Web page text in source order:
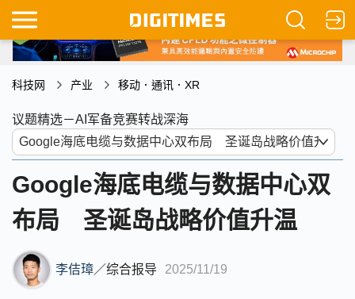
科技网 产业 移动．通讯．XR
议题精选－AI军备竞赛转战深海
Google海底电缆与数据中心双
布局 圣诞岛战略价值升温
李佶璋／综合报导 2025/11/19